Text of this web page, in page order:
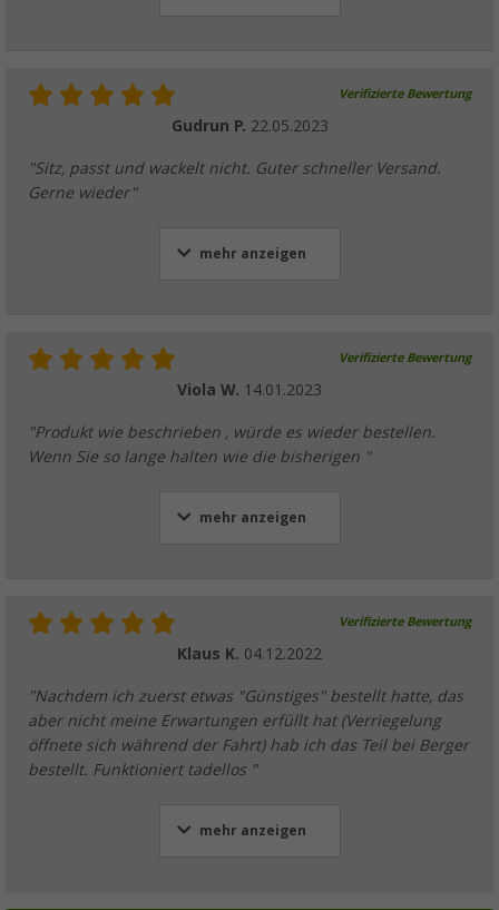
Verifizierte Bewertung
Gudrun P. 22.05.2023
"Sitz, passt und wackelt nicht. Guter schneller Versand.
Gerne wieder"
mehr anzeigen
Verifizierte Bewertung
Viola W. 14.01.2023
"Produkt wie beschrieben , würde es wieder bestellen.
Wenn Sie so lange halten wie die bisherigen "
mehr anzeigen
Verifizierte Bewertung
Klaus K. 04.12.2022
"Nachdem ich zuerst etwas "Günstiges" bestellt hatte, das
aber nicht meine Erwartungen erfüllt hat (Verriegelung
öffnete sich während der Fahrt) hab ich das Teil bei Berger
bestellt. Funktioniert tadellos "
mehr anzeigen